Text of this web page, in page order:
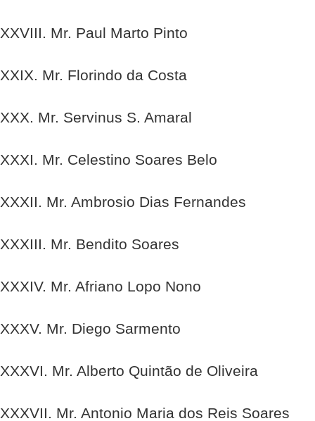
XXVIII. Mr. Paul Marto Pinto
XXIX. Mr. Florindo da Costa
XXX. Mr. Servinus S. Amaral
XXXI. Mr. Celestino Soares Belo
XXXII. Mr. Ambrosio Dias Fernandes
XXXIII. Mr. Bendito Soares
XXXIV. Mr. Afriano Lopo Nono
XXXV. Mr. Diego Sarmento
XXXVI. Mr. Alberto Quintão de Oliveira
XXXVII. Mr. Antonio Maria dos Reis Soares